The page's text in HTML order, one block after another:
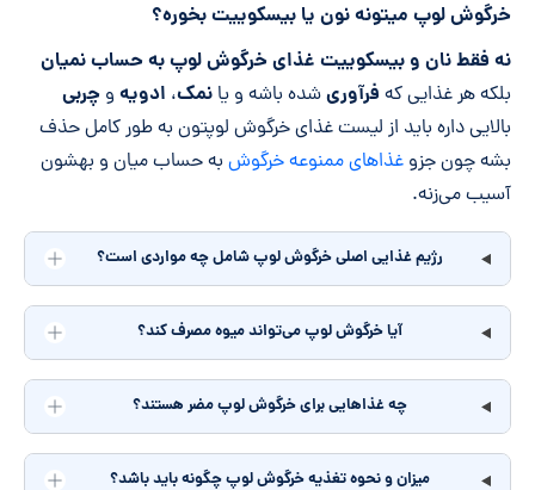
خرگوش لوپ میتونه نون یا بیسکوییت بخوره؟
نه فقط نان و بیسکوییت غذای خرگوش لوپ به حساب نمیان
بلکه هر غذایی که فرآوریشده باشه و یا نمک، ادویه و چربی
بالایی داره باید از لیست غذای خرگوش لوپتون به طور کامل حذف
بشه چون جزو غذاهای ممنوعه خرگوش به حساب میان و بهشون
آسیب می‌زنه.
رژیم غذایی اصلی خرگوش لوپ شامل چه مواردی است؟
آیا خرگوش لوپ می‌تواند میوه مصرف کند؟
چه غذاهایی برای خرگوش لوپ مضر هستند؟
میزان و نحوه تغذیه خرگوش لوپ چگونه باید باشد؟